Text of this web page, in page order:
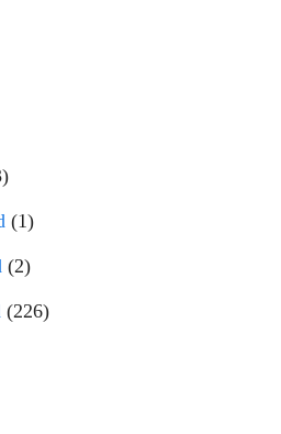
(1)
(2)
(226)